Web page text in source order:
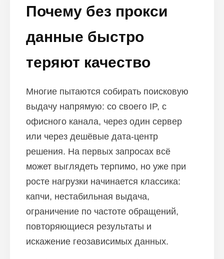
Почему без прокси
данные быстро
теряют качество
Многие пытаются собирать поисковую
выдачу напрямую: со своего IP, с
офисного канала, через один сервер
или через дешёвые дата-центр
решения. На первых запросах всё
может выглядеть терпимо, но уже при
росте нагрузки начинается классика:
капчи, нестабильная выдача,
ограничение по частоте обращений,
повторяющиеся результаты и
искажение геозависимых данных.